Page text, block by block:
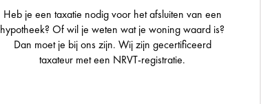
Heb je een taxatie nodig voor het afsluiten van een
hypotheek? Of wil je weten wat je woning waard is?
Dan moet je bij ons zijn. Wij zijn gecertificeerd
taxateur met een NRVT-registratie.